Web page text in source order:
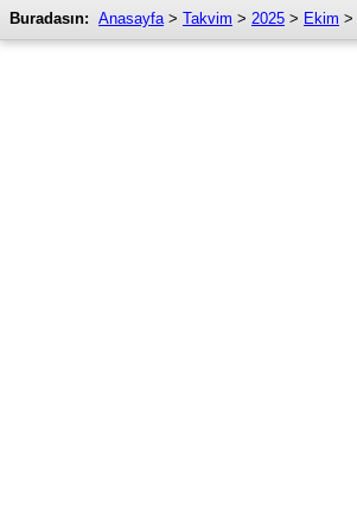
Buradasın: Anasayfa> Takvim > 2025 > Ekim >